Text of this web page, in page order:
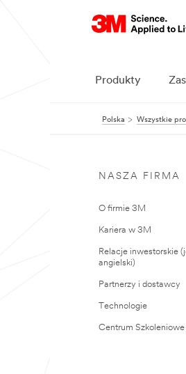
Produkty
Polska Wszystkie
NASZA FIRMA
O firmie 3M
Kariera w 3M
Relacje inwestorskie
angielski)
Partnerzy i dostawcy
Technologie
Centrum Szkoleniowe